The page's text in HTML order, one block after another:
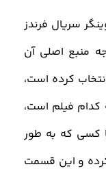
سریال فرندز
منبع اصلی آن
کرده است،
کدام فیلم است،
کسی که به طور
و این قسمت